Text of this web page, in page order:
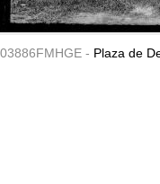
03886FMHGE - Plaza de